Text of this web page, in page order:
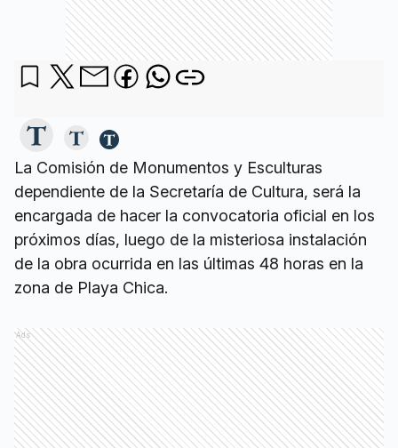
La Comisión de Monumentos y Esculturas
dependiente de la Secretaría de Cultura, será la
encargada de hacer la convocatoria oficial en los
próximos días, luego de la misteriosa instalación
de la obra ocurrida en las últimas 48 horas en la
zona de Playa Chica.
Ads